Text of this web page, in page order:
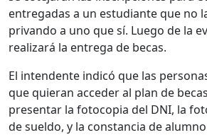
entregadas a un estudiante que no
privando a uno que sí. Luego de la
realizará la entrega de becas.
El intendente indicó que las
que quieran acceder al plan de
presentar la fotocopia del DNI, la
de sueldo, y la constancia de